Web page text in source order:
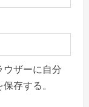
ザーに自分
存する。